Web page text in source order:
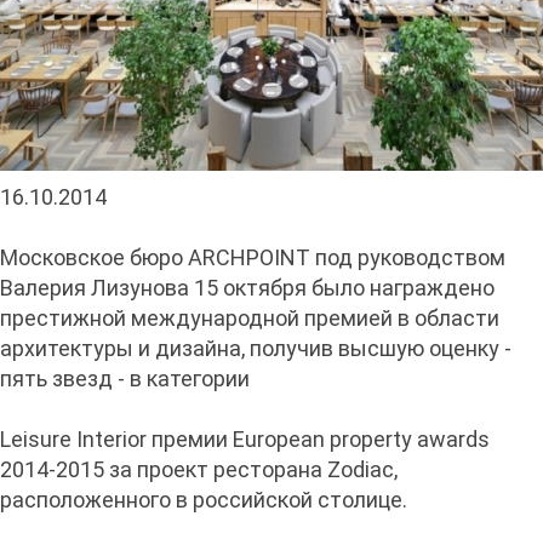
16.10.2014
Московское бюро ARCHPOINT под руководством
Валерия Лизунова 15 октября было награждено
престижной международной премией в области
архитектуры и дизайна, получив высшую оценку -
пять звезд - в категории
Leisure Interior премии European property awards
2014-2015 за проект ресторана Zodiac,
расположенного в российской столице.